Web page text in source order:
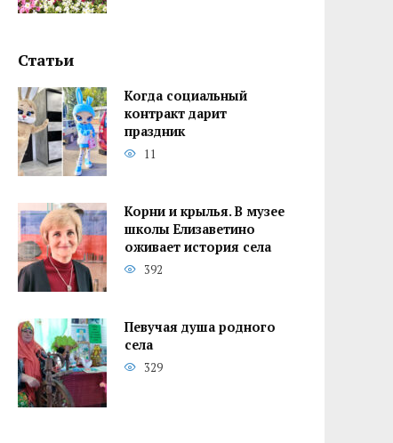
Статьи
Когда социальный
контракт дарит
праздник
11
Корни и крылья. В музее
школы Елизаветино
оживает история села
392
Певучая душа родного
села
329